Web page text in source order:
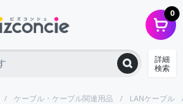
0
詳細
検索
ケーブル・ケーブル関連用品 LANケーブル